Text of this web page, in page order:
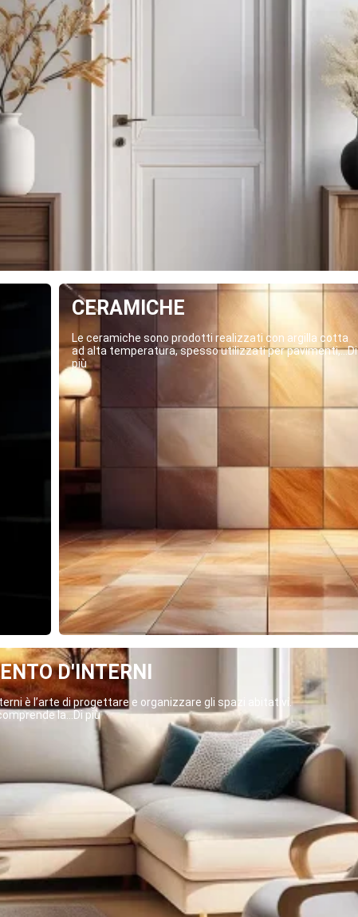
CERAMICHE
Le ceramiche sono prodotti realizzati con argilla cotta
ad alta temperatura, spesso utilizzati per pavimenti,...Di
più
D'INTERNI
è l’arte di progettare e organizzare gli spazi abitativi.
la...Di più